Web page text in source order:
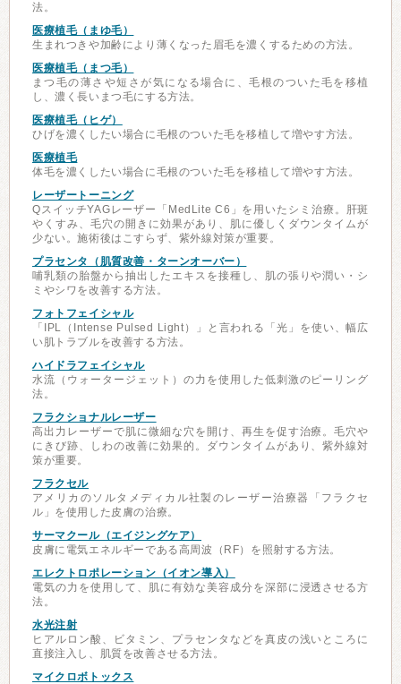
法。
医療植毛（まゆ毛）
生まれつきや加齢により薄くなった眉毛を濃くするための方法。
医療植毛（まつ毛）
まつ毛の薄さや短さが気になる場合に、毛根のついた毛を移植
し、濃く長いまつ毛にする方法。
医療植毛（ヒゲ）
ひげを濃くしたい場合に毛根のついた毛を移植して増やす方法。
医療植毛
体毛を濃くしたい場合に毛根のついた毛を移植して増やす方法。
レーザートーニング
QスイッチYAGレーザー「MedLite C6」を用いたシミ治療。肝斑
やくすみ、毛穴の開きに効果があり、肌に優しくダウンタイムが
少ない。施術後はこすらず、紫外線対策が重要。
プラセンタ（肌質改善・ターンオーバー）
哺乳類の胎盤から抽出したエキスを接種し、肌の張りや潤い・シ
ミやシワを改善する方法。
フォトフェイシャル
「IPL（Intense Pulsed Light）」と言われる「光」を使い、幅広
い肌トラブルを改善する方法。
ハイドラフェイシャル
水流（ウォータージェット）の力を使用した低刺激のピーリング
法。
フラクショナルレーザー
高出力レーザーで肌に微細な穴を開け、再生を促す治療。毛穴や
にきび跡、しわの改善に効果的。ダウンタイムがあり、紫外線対
策が重要。
フラクセル
アメリカのソルタメディカル社製のレーザー治療器「フラクセ
ル」を使用した皮膚の治療。
サーマクール（エイジングケア）
皮膚に電気エネルギーである高周波（RF）を照射する方法。
エレクトロポレーション（イオン導入）
電気の力を使用して、肌に有効な美容成分を深部に浸透させる方
法。
水光注射
ヒアルロン酸、ビタミン、プラセンタなどを真皮の浅いところに
直接注入し、肌質を改善させる方法。
マイクロボトックス